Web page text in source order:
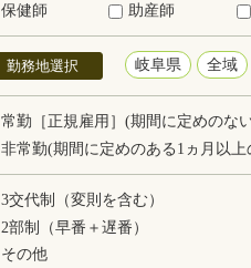
保健師 助産師
勤務地選択 岐阜県 全域
常勤［正規雇用］(期間に定めのな
非常勤(期間に定めのある1ヵ月以上
3交代制（変則を含む）
2部制（早番＋遅番）
その他